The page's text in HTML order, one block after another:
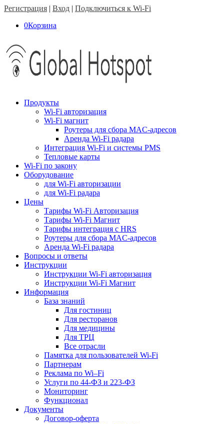
Регистрация | Вход | Подключиться к Wi-Fi
0Корзина
Продукты
Wi-Fi авторизация
Wi-Fi магнит
Роутеры для сбора MAC-адресов
Аренда Wi-Fi радара
Интеграция Wi-Fi и системы PMS
Тепловые карты
Wi-Fi по закону
Оборудование
для Wi-Fi авторизации
для Wi-Fi радара
Цены
Тарифы Wi-Fi Авторизация
Тарифы Wi-Fi Магнит
Тарифы интеграция с HRS
Роутеры для сбора MAC-адресов
Аренда Wi-Fi радара
Вопросы и ответы
Инструкции
Инструкции Wi-Fi авторизация
Инструкции Wi-Fi Магнит
Информация
База знаний
Для гостиниц
Для ресторанов
Для медицины
Для ТРЦ
Все отрасли
Памятка для пользователей Wi-Fi
Партнерам
Реклама по Wi–Fi
Услуги по 44-ФЗ и 223-ФЗ
Мониторинг
Функционал
Документы
Договор-оферта